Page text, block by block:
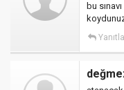
bu
Yanıtla